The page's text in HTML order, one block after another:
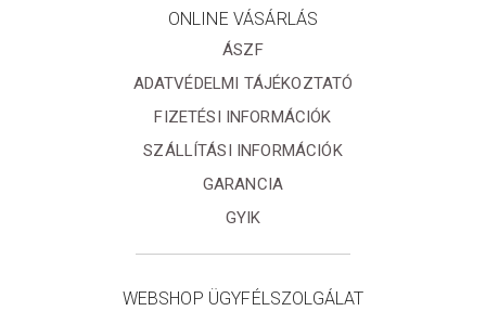
ONLINE VÁSÁRLÁS
ÁSZF
ADATVÉDELMI TÁJÉKOZTATÓ
FIZETÉSI INFORMÁCIÓK
SZÁLLÍTÁSI INFORMÁCIÓK
GARANCIA
GYIK
WEBSHOP ÜGYFÉLSZOLGÁLAT